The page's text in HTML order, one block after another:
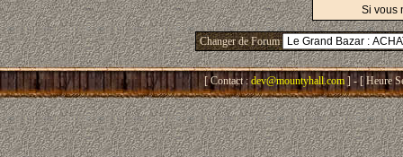
Si vous
Changer de Forum
[ Contact : dev@mountyhall.com ] - [ Heure